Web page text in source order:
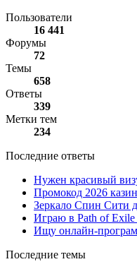
Пользователи
16 441
Форумы
72
Темы
658
Ответы
339
Метки тем
234
Последние ответы
Нужен красивый
Промокод 2026
Зеркало Спин Сити
Играю в Path of Exile
Ищу онлайн-
Последние темы